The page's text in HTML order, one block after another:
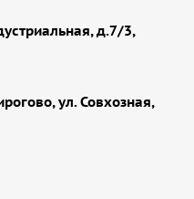
д.7/3,
ул. Совхозная,